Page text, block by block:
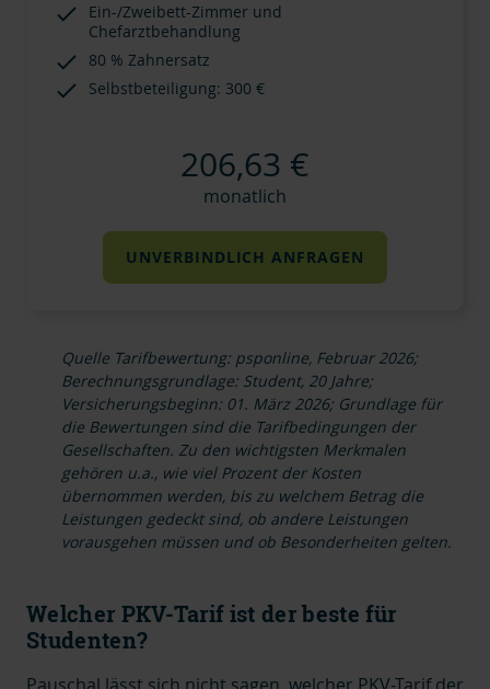
Ein-/Zweibett-Zimmer und
Chefarztbehandlung
80 % Zahnersatz
Selbstbeteiligung: 300 €
206,63 €
monatlich
UNVERBINDLICH ANFRAGEN
Quelle Tarifbewertung: psponline, Februar 2026;
Berechnungsgrundlage: Student, 20 Jahre;
Versicherungsbeginn: 01. März 2026; Grundlage für
die Bewertungen sind die Tarifbedingungen der
Gesellschaften. Zu den wichtigsten Merkmalen
gehören u.a., wie viel Prozent der Kosten
übernommen werden, bis zu welchem Betrag die
Leistungen gedeckt sind, ob andere Leistungen
vorausgehen müssen und ob Besonderheiten gelten.
Welcher PKV-Tarif ist der beste für
Studenten?